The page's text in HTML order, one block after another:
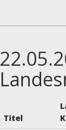
Titel